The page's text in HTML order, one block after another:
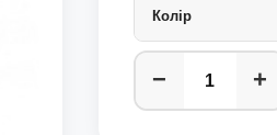
Колір
− +